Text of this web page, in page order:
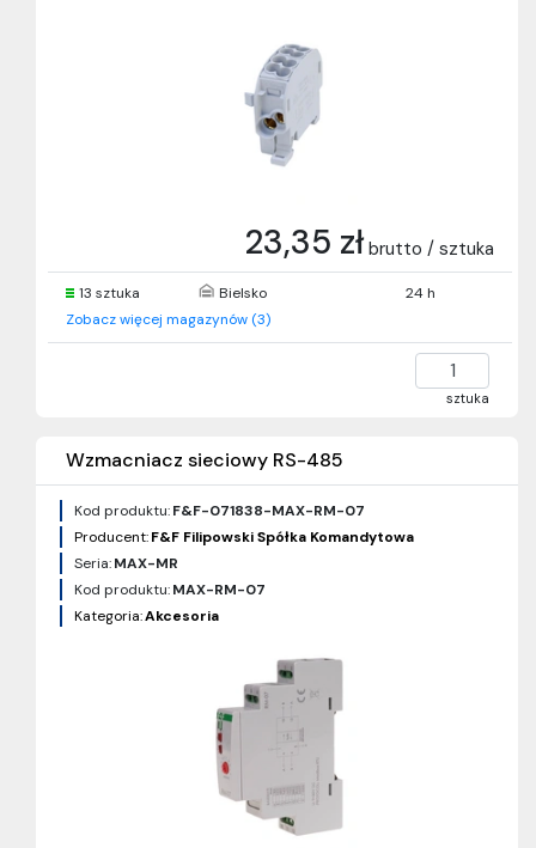
23,35 zł brutto / sztuka
13 sztuka Bielsko
24 h
Zobacz więcej magazynów (3)
sztuka
Wzmacniacz sieciowy RS-485
Kod produktu:F&F-071838-MAX-RM-07
Producent:F&F Filipowski Spółka Komandytowa
Seria:MAX-MR
Kod produktu:MAX-RM-07
Kategoria:Akcesoria